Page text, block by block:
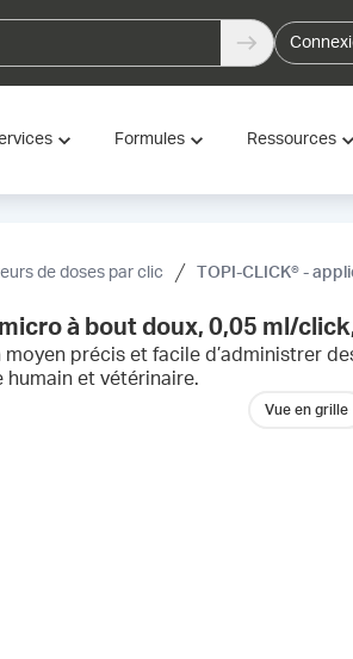
Formules Ressources
de doses par clic TOPI-CLICK® - applicateur micro
à bout doux, 0,05 ml/
précis et facile d’administrer
et vétérinaire.
Vue en grille